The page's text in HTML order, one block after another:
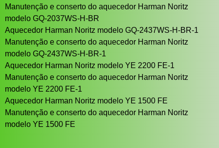
Manutenção e conserto do aquecedor Harman Noritz
modelo GQ-2037WS-H-BR
Aquecedor Harman Noritz modelo GQ-2437WS-H-BR-1
Manutenção e conserto do aquecedor Harman Noritz
modelo GQ-2437WS-H-BR-1
Aquecedor Harman Noritz modelo YE 2200 FE-1
Manutenção e conserto do aquecedor Harman Noritz
modelo YE 2200 FE-1
Aquecedor Harman Noritz modelo YE 1500 FE
Manutenção e conserto do aquecedor Harman Noritz
modelo YE 1500 FE